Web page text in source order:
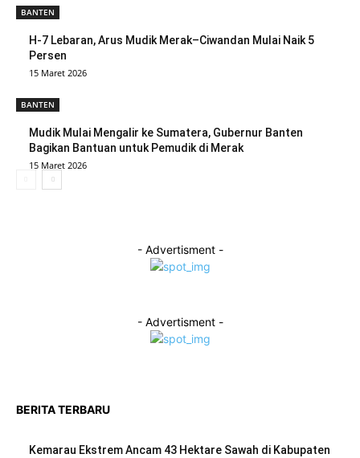
BANTEN
H-7 Lebaran, Arus Mudik Merak–Ciwandan Mulai Naik 5
Persen
15 Maret 2026
BANTEN
Mudik Mulai Mengalir ke Sumatera, Gubernur Banten
Bagikan Bantuan untuk Pemudik di Merak
15 Maret 2026
- Advertisment -
- Advertisment -
BERITA TERBARU
Kemarau Ekstrem Ancam 43 Hektare Sawah di Kabupaten